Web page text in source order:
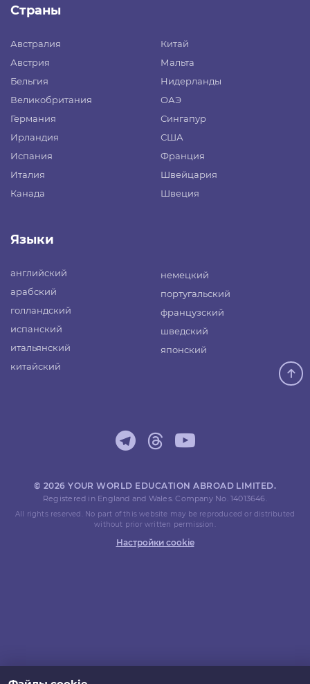
Страны
Австралия
Австрия
Бельгия
Великобритания
Германия
Ирландия
Испания
Италия
Канада
Китай
Мальта
Нидерланды
ОАЭ
Сингапур
США
Франция
Швейцария
Швеция
Языки
английский
арабский
голландский
испанский
итальянский
китайский
немецкий
португальский
французский
шведский
японский
© 2026 YOUR WORLD EDUCATION ABROAD LIMITED.
Registered in England and Wales. Company No. 14013646.
All rights reserved. No part of this website may be reproduced or distributed
without prior written permission.
Настройки cookie